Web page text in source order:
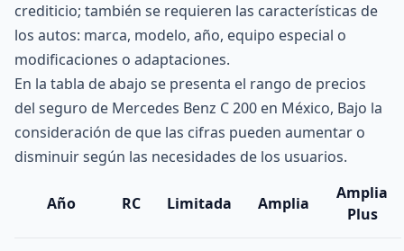
crediticio; también se requieren las características de
los autos: marca, modelo, año, equipo especial o
modificaciones o adaptaciones.
En la tabla de abajo se presenta el rango de precios
del seguro de Mercedes Benz C 200 en México, Bajo la
consideración de que las cifras pueden aumentar o
disminuir según las necesidades de los usuarios.
Año RC Limitada Amplia
Amplia
Plus